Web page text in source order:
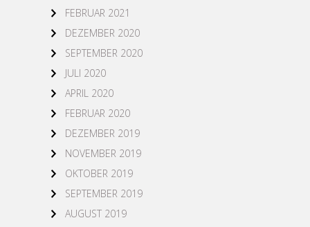
FEBRUAR 2021
DEZEMBER 2020
SEPTEMBER 2020
JULI 2020
APRIL 2020
FEBRUAR 2020
DEZEMBER 2019
NOVEMBER 2019
OKTOBER 2019
SEPTEMBER 2019
AUGUST 2019